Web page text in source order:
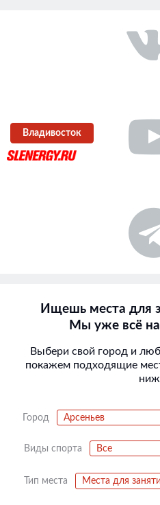
Владивосток
Ищешь места для
Мы уже всё
Выбери свой город и
покажем подходящие
Город Арсеньев
Виды спорта Все
Тип места